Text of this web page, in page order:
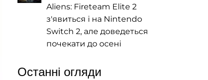
Aliens: Fireteam Elite 2
з'явиться і на Nintendo
Switch 2, але доведеться
почекати до осені
Останні огляди